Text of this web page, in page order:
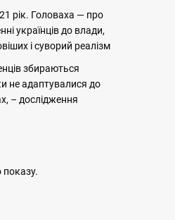
рік. Головаха — про
українців до влади,
і суворий реалізм
збираються
не адаптувалися до
– дослідження
показу.